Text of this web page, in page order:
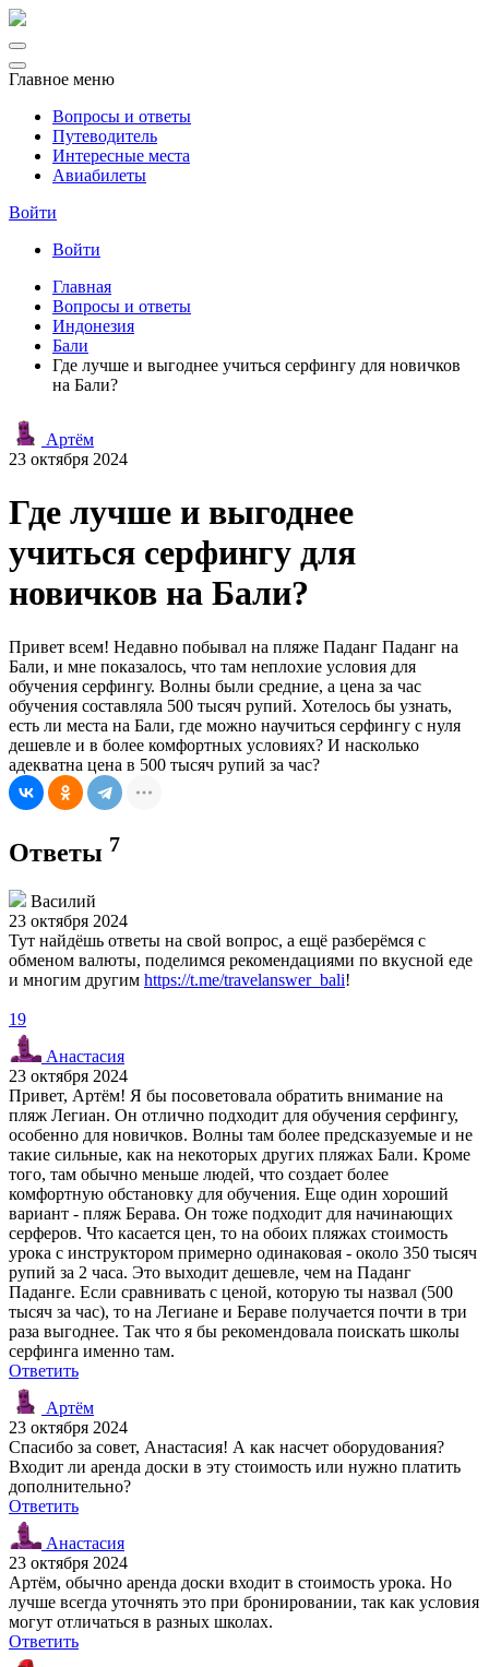
Главное меню
Вопросы и ответы
Путеводитель
Интересные места
Авиабилеты
Войти
Войти
Главная
Вопросы и ответы
Индонезия
Бали
Где лучше и выгоднее учиться серфингу для новичков
на Бали?
Артём
23 октября 2024
Где лучше и выгоднее
учиться серфингу для
новичков на Бали?
Привет всем! Недавно побывал на пляже Паданг Паданг на
Бали, и мне показалось, что там неплохие условия для
обучения серфингу. Волны были средние, а цена за час
обучения составляла 500 тысяч рупий. Хотелось бы узнать,
есть ли места на Бали, где можно научиться серфингу с нуля
дешевле и в более комфортных условиях? И насколько
адекватна цена в 500 тысяч рупий за час?
Ответы 7
Василий
23 октября 2024
Тут найдёшь ответы на свой вопрос, а ещё разберёмся с
обменом валюты, поделимся рекомендациями по вкусной еде
и многим другим https://t.me/travelanswer_bali!
19
Анастасия
23 октября 2024
Привет, Артём! Я бы посоветовала обратить внимание на
пляж Легиан. Он отлично подходит для обучения серфингу,
особенно для новичков. Волны там более предсказуемые и не
такие сильные, как на некоторых других пляжах Бали. Кроме
того, там обычно меньше людей, что создает более
комфортную обстановку для обучения. Еще один хороший
вариант - пляж Берава. Он тоже подходит для начинающих
серферов. Что касается цен, то на обоих пляжах стоимость
урока с инструктором примерно одинаковая - около 350 тысяч
рупий за 2 часа. Это выходит дешевле, чем на Паданг
Паданге. Если сравнивать с ценой, которую ты назвал (500
тысяч за час), то на Легиане и Бераве получается почти в три
раза выгоднее. Так что я бы рекомендовала поискать школы
серфинга именно там.
Ответить
Артём
23 октября 2024
Спасибо за совет, Анастасия! А как насчет оборудования?
Входит ли аренда доски в эту стоимость или нужно платить
дополнительно?
Ответить
Анастасия
23 октября 2024
Артём, обычно аренда доски входит в стоимость урока. Но
лучше всегда уточнять это при бронировании, так как условия
могут отличаться в разных школах.
Ответить